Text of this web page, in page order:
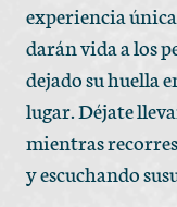
experiencia
darán vida a los
dejado su huella
lugar. Déjate
mientras
y escuchando